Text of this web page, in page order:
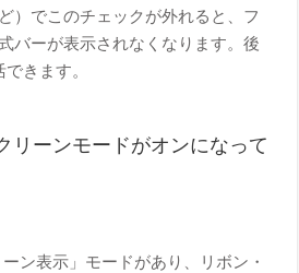
）でこのチェックが外れると、フ
バーが表示されなくなります。後
きます。
リーンモードがオンになって
ン表示」モードがあり、リボン・